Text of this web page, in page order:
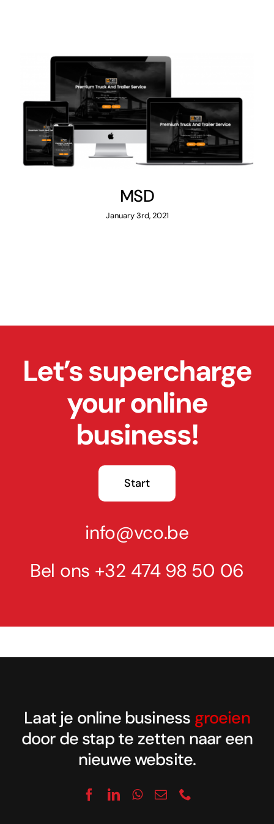
MSD
MSD
January 3rd, 2021
Let’s supercharge
your online
business!
Start
info@vco.be
Bel ons +32 474 98 50 06
Laat je online business groeien
door de stap te zetten naar een
nieuwe website.